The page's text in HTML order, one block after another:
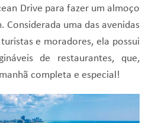
Drive para fazer um almoço
Considerada uma das avenidas
e moradores, ela possui
de restaurantes, que,
completa e especial!